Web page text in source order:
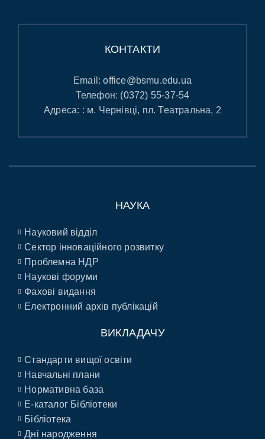
КОНТАКТИ
Email:office@bsmu.edu.ua
Телефон: (0372) 55-37-54
Адреса: : м. Чернівці, пл. Театральна, 2
НАУКА
Науковий відділ
Сектор інноваційного розвитку
Проблемна НДР
Наукові форуми
Фахові видання
Електронний архів публікацій
ВИКЛАДАЧУ
Стандарти вищої освіти
Навчальні плани
Нормативна база
E-каталог Бібліотеки
Бібліотека
Дні народження